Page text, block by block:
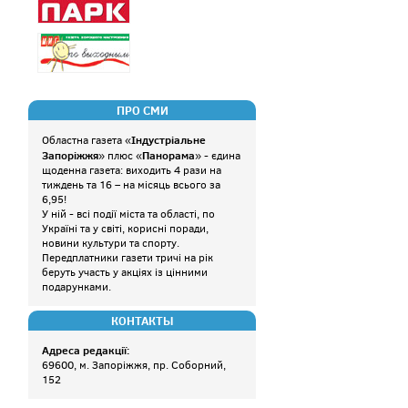
ПРО СМИ
Областна газета «Індустріальне
Запоріжжя» плюс «Панорама» - єдина
щоденна газета: виходить 4 рази на
тиждень та 16 – на місяць всього за
6,95!
У ній - всі події міста та області, по
Україні та у світі, корисні поради,
новини культури та спорту.
Передплатники газети тричі на рік
беруть участь у акціях із цінними
подарунками.
КОНТАКТЫ
Адреса редакції:
69600, м. Запоріжжя, пр. Соборний,
152